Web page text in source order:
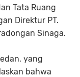
Tata Ruang
Direktur PT.
Sinaga.
yang
bahwa